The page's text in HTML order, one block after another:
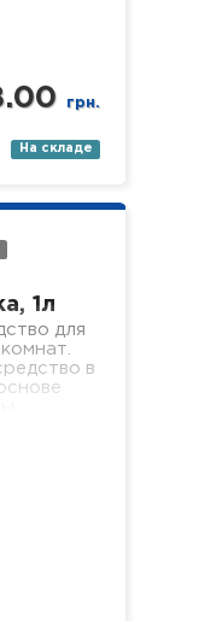
грн.
На складе
1л
для
в